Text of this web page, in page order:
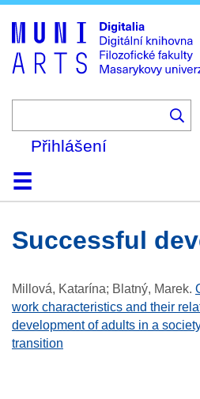
to
main
Přihlášení
DomůKolekce
Prohlížení
Vyhledávání
O platformě
Nápověda
Kontakt
successful
Millová, Katarína; Blatný, Marek.
work characteristics and their
development of adults in a
transition